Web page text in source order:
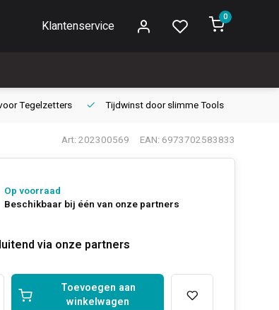
Klantenservice
0
Tegelzetters Tijdwinst doorslimme Tools
Art: 202300569 EAN: 6973702583833
Op voorraad
Beschikbaar bij één van onze partners
via onze partners
Toevoegen aan
winkelwagen